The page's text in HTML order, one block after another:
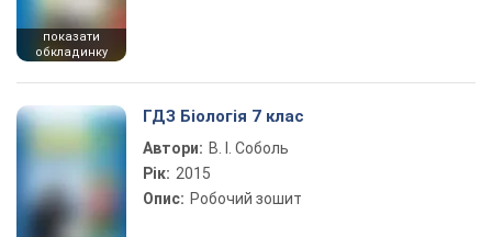
показати
обкладинку
ГДЗ Біологія 7 клас
Автори: В. І. Соболь
Рік: 2015
Опис: Робочий зошит